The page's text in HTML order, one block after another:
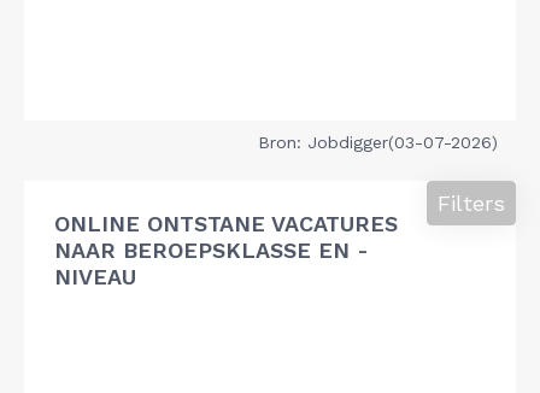
Bron: Jobdigger(03-07-2026)
ONLINE ONTSTANE VACATURES
NAAR BEROEPSKLASSE EN -
NIVEAU
Filters